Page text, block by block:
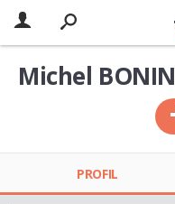
Michel BONIN
PROFIL